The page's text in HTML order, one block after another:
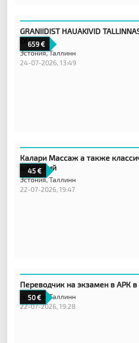
659
GRANIIDIST HAUAKIVID TALLINNAS ANUBIS
OÜ
Эстония,Таллинн
24-07-2026, 13:49
45
Калари Массаж а также
шведский
Эстония,Таллинн
22-07-2026, 19:47
50
Переводчик на экзамен в АРК в
Эстония, Таллинн
22-07-2026, 19:28